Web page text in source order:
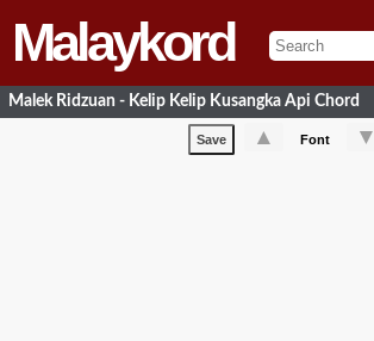
Malaykord
Malek Ridzuan - Kelip Kelip Kusangka Api Chord
Save ▲ Font ▼